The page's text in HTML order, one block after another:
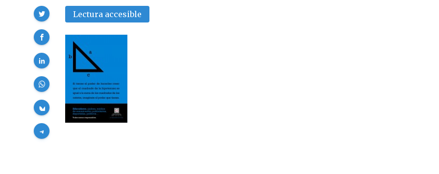
Lectura accesible
Compartir